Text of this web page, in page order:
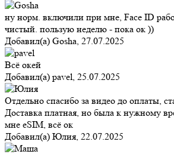
ну норм. включили при мне, Face ID
чистый. пользую неделю - пока ок ))
Добавил(а) Gosha, 27.07.2025
Всё окей
Добавил(а) pavel, 25.07.2025
Отдельно спасибо за видео до оплаты,
Доставка платная, но была к нужному
мне eSIM, всё ок
Добавил(а) Юлия, 22.07.2025